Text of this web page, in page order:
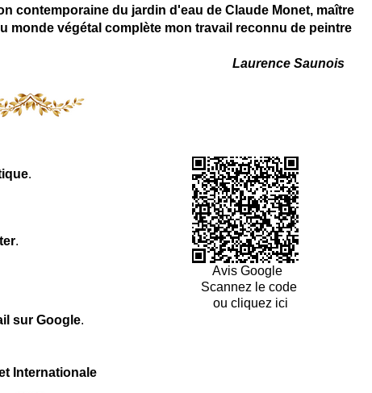
contemporaine du jardin d'eau de Claude Monet, maître
monde végétal complète mon travail reconnu de peintre
Laurence Saunois
.
.
sur Google.
Avis Google
Scannez le code
ou cliquez ici
Internationale